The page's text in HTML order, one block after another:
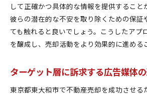
して正確かつ具体的な情報を提供すること
彼らの潜在的な不安を取り除くための保証
ても触れると良いでしょう。こうしたアプ
を醸成し、売却活動をより効果的に進める
ターゲット層に訴求する広告媒体
東京都東大和市で不動産売却を成功させる